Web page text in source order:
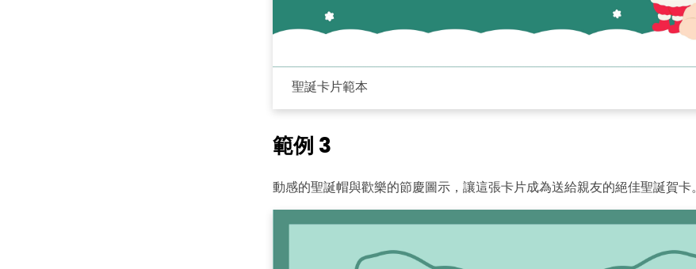
聖誕卡片範本
範例 3
動感的聖誕帽與歡樂的節慶圖示，讓這張卡片成為送給親友的絕佳聖誕賀卡。